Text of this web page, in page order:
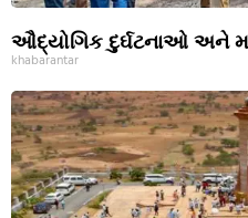
ઔદ્યોગિક દુર્ઘટનાઓ અને
khabarantar